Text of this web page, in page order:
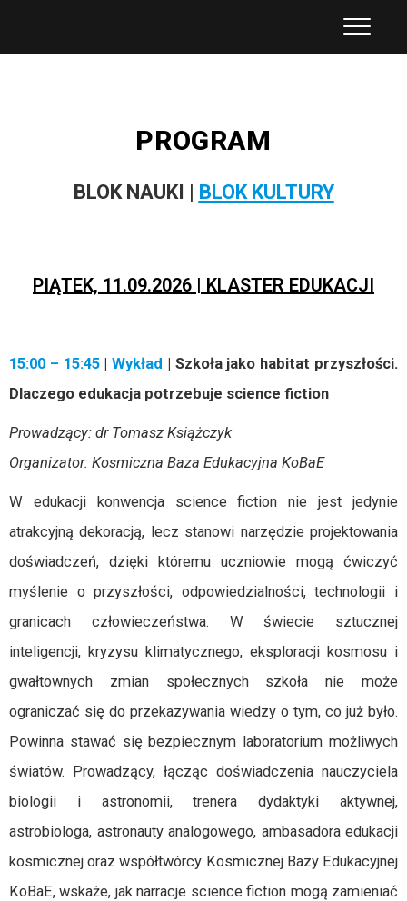
PROGRAM
BLOK NAUKI | BLOK KULTURY
PIĄTEK, 11.09.2026 | KLASTER EDUKACJI
15:00 – 15:45|Wykład | Szkoła jako habitat przyszłości.
Dlaczego edukacja potrzebuje science fiction
Prowadzący: dr Tomasz Książczyk
Organizator: Kosmiczna Baza Edukacyjna KoBaE
W edukacji konwencja science fiction nie jest jedynie
atrakcyjną dekoracją, lecz stanowi narzędzie projektowania
doświadczeń, dzięki któremu uczniowie mogą ćwiczyć
myślenie o przyszłości, odpowiedzialności, technologii i
granicach człowieczeństwa. W świecie sztucznej
inteligencji, kryzysu klimatycznego, eksploracji kosmosu i
gwałtownych zmian społecznych szkoła nie może
ograniczać się do przekazywania wiedzy o tym, co już było.
Powinna stawać się bezpiecznym laboratorium możliwych
światów. Prowadzący, łącząc doświadczenia nauczyciela
biologii i astronomii, trenera dydaktyki aktywnej,
astrobiologa, astronauty analogowego, ambasadora edukacji
kosmicznej oraz współtwórcy Kosmicznej Bazy Edukacyjnej
KoBaE, wskaże, jak narracje science fiction mogą zamieniać